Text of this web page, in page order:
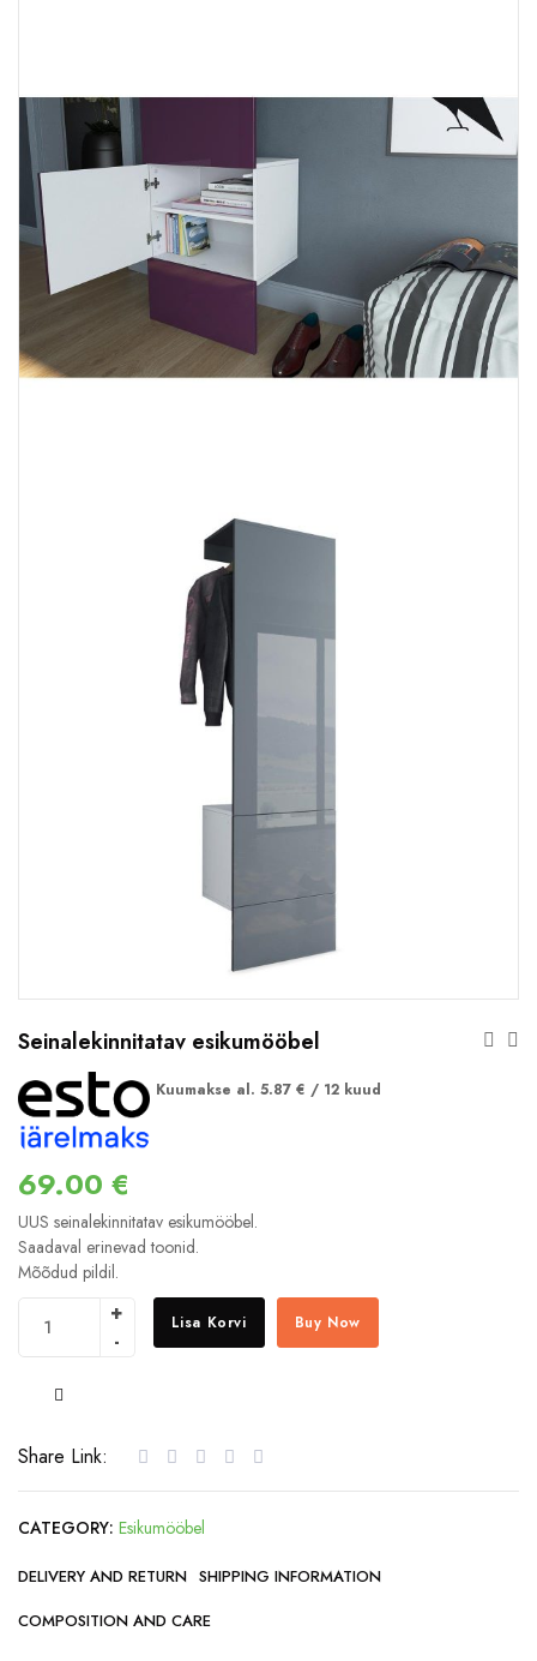
Seinalekinnitatav esikumööbel
Kuumakse al. 5.87 € / 12 kuud
69.00 €
UUS seinalekinnitatav esikumööbel.
Saadaval erinevad toonid.
Mõõdud pildil.
Lisa Korvi Buy Now
Share Link:
CATEGORY: Esikumööbel
DELIVERY AND RETURN SHIPPING INFORMATION
COMPOSITION AND CARE